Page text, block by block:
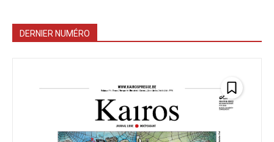
DERNIER NUMÉRO